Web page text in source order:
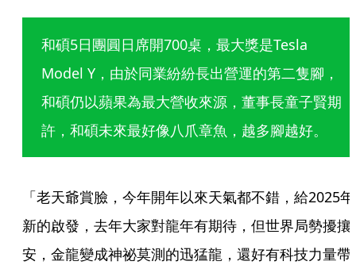
和碩5日團圓日席開700桌，最大獎是Tesla
Model Y，由於同業紛紛長出營運的第二隻腳，
和碩仍以蘋果為最大營收來源，董事長童子賢期
許，和碩未來最好像八爪章魚，越多腳越好。
「老天爺賞臉，今年開年以來天氣都不錯，給2025年
新的啟發，去年大家對龍年有期待，但世界局勢擾攘
安，金龍變成神祕莫測的迅猛龍，還好有科技力量帶